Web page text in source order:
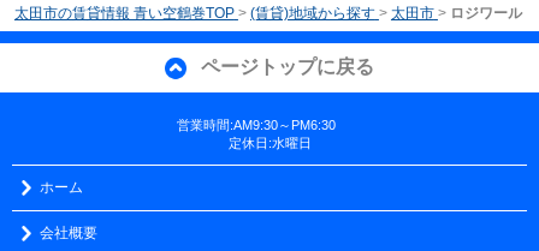
太田市の賃貸情報 青い空鶴巻TOP > (賃貸)地域から探す > 太田市 > ロジワール
ページトップに戻る
営業時間:AM9:30～PM6:30
定休日:水曜日
ホーム
会社概要